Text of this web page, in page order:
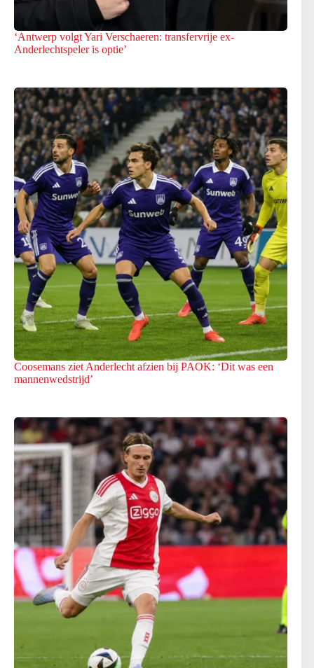
‘Antwerp volgt Yari Verschaeren: transfervrije ex-
Anderlechtspeler is optie’
Coosemans ziet Anderlecht afzien bij PAOK: ‘Dit was een
mannenwedstrijd’